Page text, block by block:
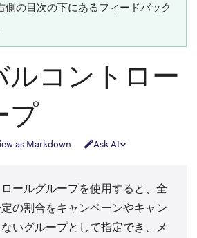
側の目次の下にあるフィードバック
ルコントロー
プ
as Markdown Ask AI
ールグループを使用すると、全
の割合をキャンペーンやキャン
いグループとして指定でき、メ